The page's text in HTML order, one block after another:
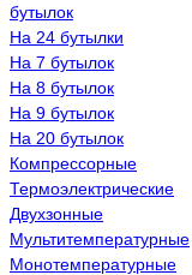
бутылок
На 24 бутылки
На 7 бутылок
На 8 бутылок
На 9 бутылок
На 20 бутылок
Компрессорные
Термоэлектрические
Двухзонные
Мультитемпературные
Монотемпературные